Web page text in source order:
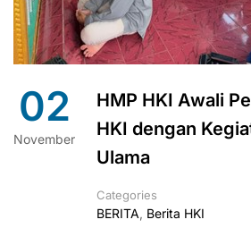
02
November
HMP HKI Awali
HKI dengan
Ulama
Categories
BERITA, Berita HKI